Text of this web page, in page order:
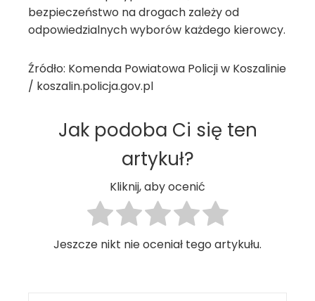
bezpieczeństwo na drogach zależy od
odpowiedzialnych wyborów każdego kierowcy.
Źródło: Komenda Powiatowa Policji w Koszalinie
/ koszalin.policja.gov.pl
Jak podoba Ci się ten
artykuł?
Kliknij, aby ocenić
Jeszcze nikt nie oceniał tego artykułu.